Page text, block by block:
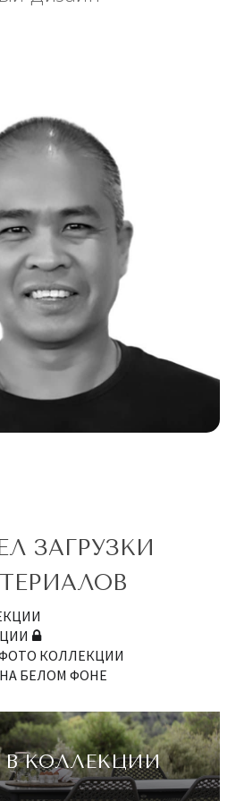
ЗАГРУЗКИ
КОЛЛЕКЦИИ
БЕЛОМ ФОНЕ
В КОЛЛЕКЦИИ